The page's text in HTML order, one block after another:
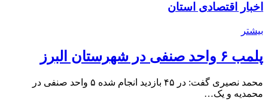
اخبار اقتصادی استان
بیشتر
پلمب ۶ واحد صنفی در شهرستان البرز
محمد نصیری گفت: در ۴۵ بازدید انجام شده ۵ واحد صنفی در
محمدیه و یک…